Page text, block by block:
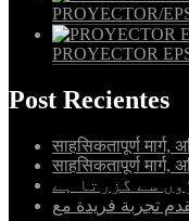
PROYECTOR/
PROYECTOR
Post Recientes
साहसिकतापूर्ण
साहसिकतापूर्ण